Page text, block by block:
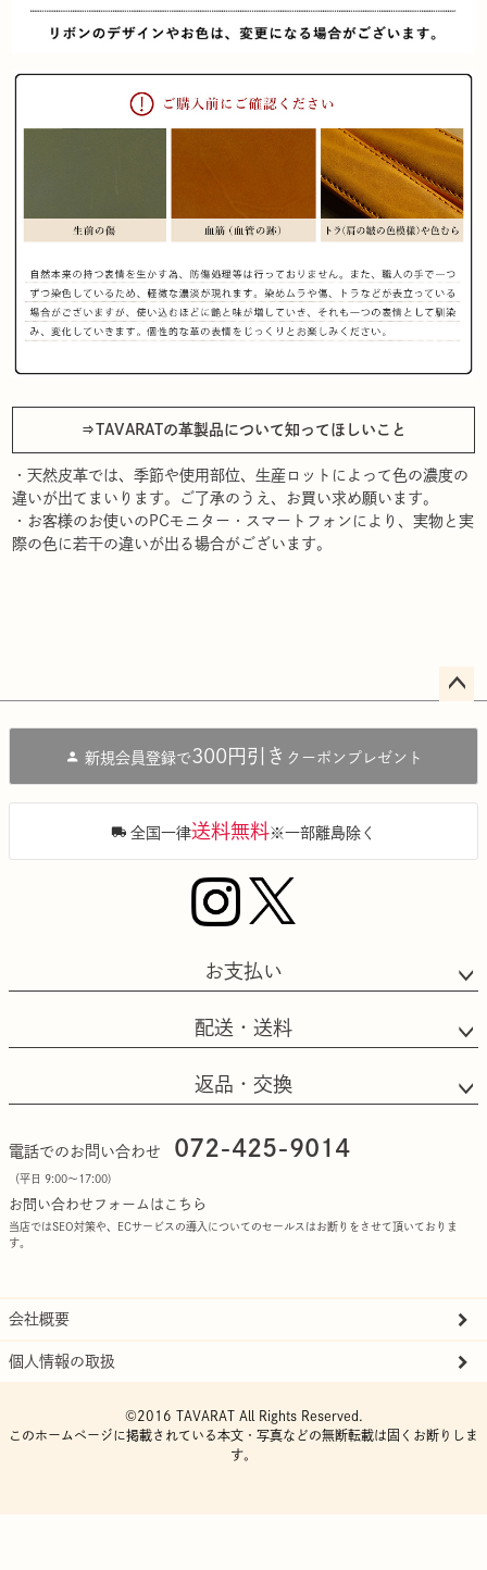
⇒TAVARATの革製品について知ってほしいこと
・天然皮革では、季節や使用部位、生産ロットによって色の濃度の
違いが出てまいります。ご了承のうえ、お買い求め願います。
・お客様のお使いのPCモニター・スマートフォンにより、実物と実
際の色に若干の違いが出る場合がございます。
へ
新規会員登録で300円引き クーポンプレゼント
全国一律送料無料※一部離島除く
お支払い
配送・送料
返品・交換
電話でのお問い合わせ 072-425-9014
（平日 9:00〜17:00)
お問い合わせフォームはこちら
当店ではSEO対策や、ECサービスの導入についてのセールスはお断りをさせて頂いておりま
す。
会社概要
個人情報の取扱
©2016 TAVARAT All Rights Reserved.
このホームページに掲載されている本文・写真などの無断転載は固くお断りしま
す。